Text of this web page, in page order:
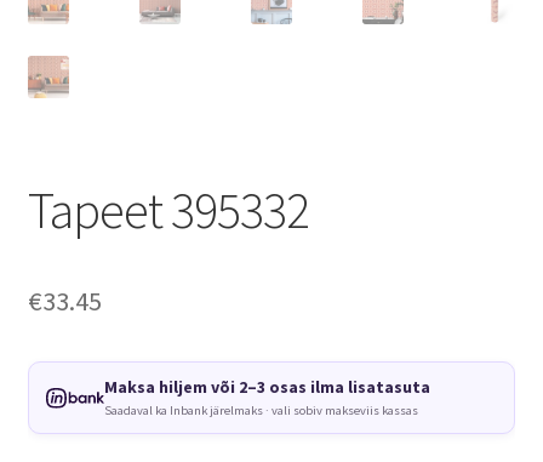
Tapeet 395332
€33.45
Maksa hiljem või 2–3 osas ilma lisatasuta
Saadaval ka Inbank järelmaks · vali sobiv makseviis kassas